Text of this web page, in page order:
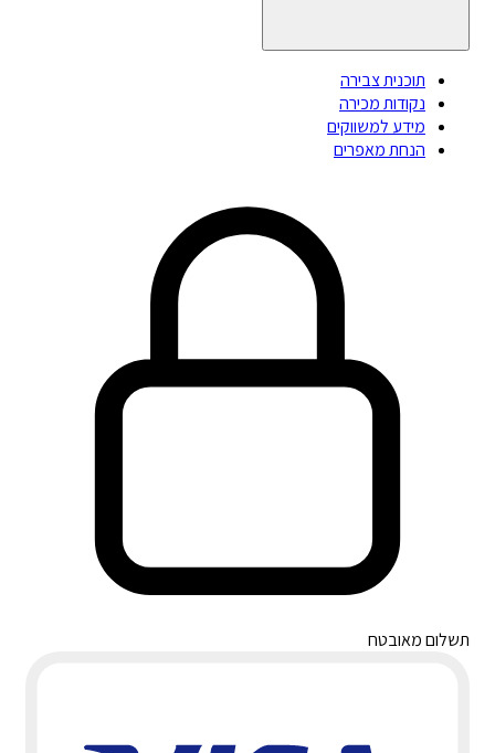
תוכנית צבירה
נקודות מכירה
מידע למשווקים
הנחת מאפרים
תשלום מאובטח